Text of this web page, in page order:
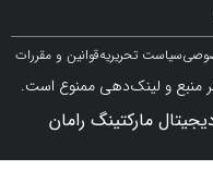
قوانین و مقررات
ممنوع است.
رامان